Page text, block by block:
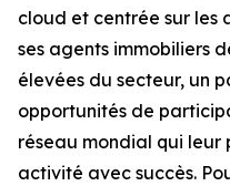
cloud et centrée sur les
ses agents immobiliers
élevées du secteur, un
opportunités de
réseau mondial qui
activité avec succès.